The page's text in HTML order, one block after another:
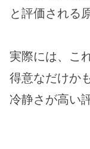
と評価される
実際には、こ
得意なだけか
冷静さが高い